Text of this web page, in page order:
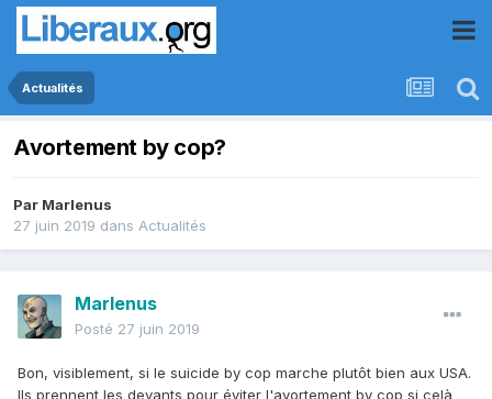
Actualités
Avortement by cop?
Par Marlenus
27 juin 2019 dans Actualités
Marlenus
Posté 27 juin 2019
Bon, visiblement, si le suicide by cop marche plutôt bien aux USA.
Ils prennent les devants pour éviter l'avortement by cop si celà